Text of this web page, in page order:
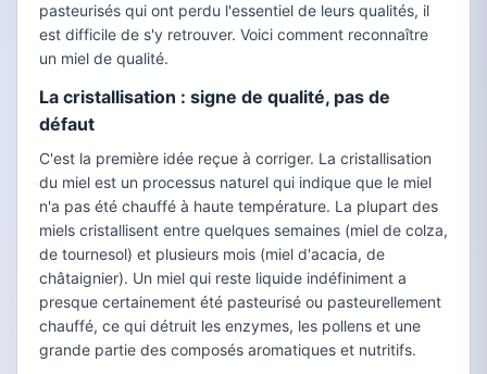
pasteurisés qui ont perdu l'essentiel de leurs qualités, il
est difficile de s'y retrouver. Voici comment reconnaître
un miel de qualité.
La cristallisation : signe de qualité, pas de
défaut
C'est la première idée reçue à corriger. La cristallisation
du miel est un processus naturel qui indique que le miel
n'a pas été chauffé à haute température. La plupart des
miels cristallisent entre quelques semaines (miel de colza,
de tournesol) et plusieurs mois (miel d'acacia, de
châtaignier). Un miel qui reste liquide indéfiniment a
presque certainement été pasteurisé ou pasteurellement
chauffé, ce qui détruit les enzymes, les pollens et une
grande partie des composés aromatiques et nutritifs.